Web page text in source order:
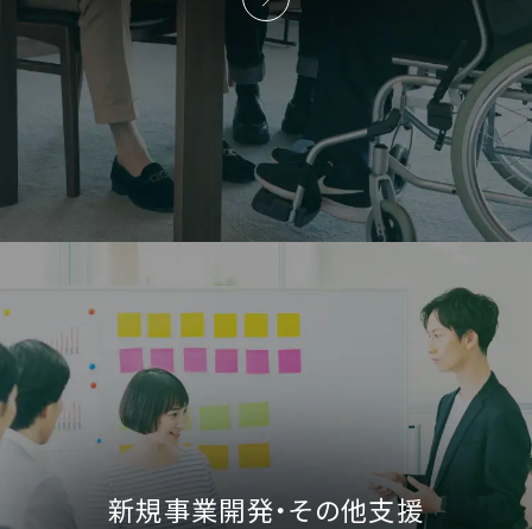
新規事業開発・その他支援